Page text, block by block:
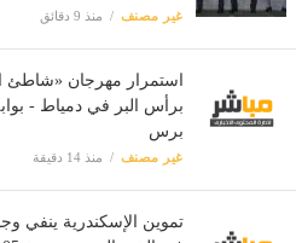
غير مصنف منذ 9 دقائق
استمرار مهرجان «شاطئ
برأس البر في دمياط -
برس
غير مصنف منذ 14 دقيقة
تموين الإسكندرية ينفي